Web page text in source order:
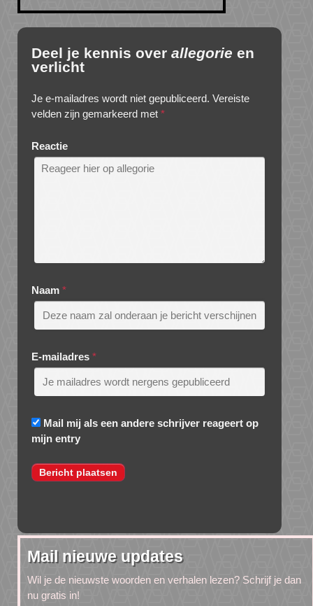
Deel je kennis over allegorie en
verlicht
Je e-mailadres wordt niet gepubliceerd. Vereiste
velden zijn gemarkeerd met *
Reactie
Naam *
E-mailadres *
Mail mij als een andere schrijver reageert op
mijn entry
Mail nieuwe updates
Wil je de nieuwste woorden en verhalen lezen? Schrijf je dan
nu gratis in!